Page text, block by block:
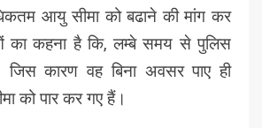
आयु सीमा को बढाने की मांग कर
का कहना है कि, लम्बे समय से पुलिस
जिस कारण वह बिना अवसर पाए ही
को पार कर गए हैं।